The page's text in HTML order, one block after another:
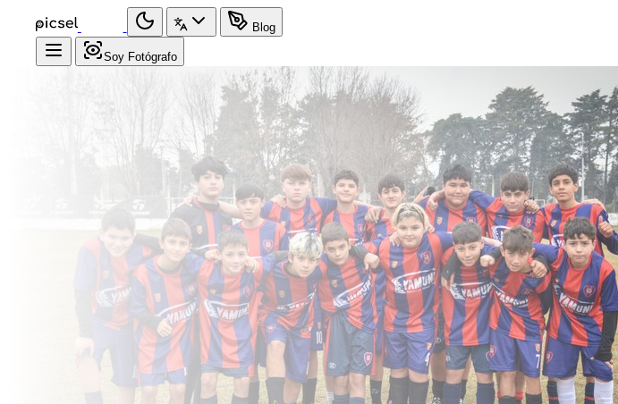
Blog
Soy Fotógrafo